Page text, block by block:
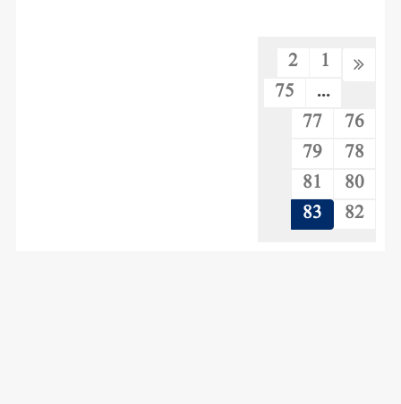
1
2
...
75
76
77
78
79
80
81
82
83